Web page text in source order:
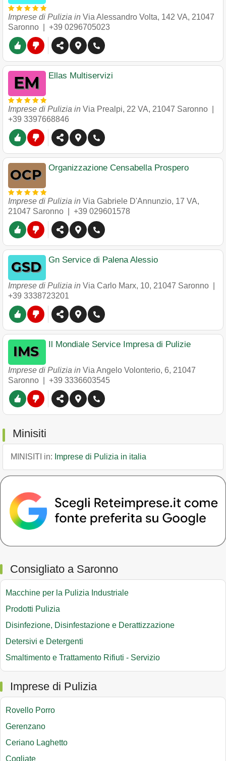
Imprese di Pulizia in Via Alessandro Volta, 142 VA, 21047
Saronno
+39 0296705023
Ellas Multiservizi
Imprese di Pulizia in Via Prealpi, 22 VA, 21047 Saronno
+39 3397668846
Organizzazione Censabella Prospero
Imprese di Pulizia in Via Gabriele D'Annunzio, 17 VA,
21047 Saronno +39 029601578
Gn Service di Palena Alessio
Imprese di Pulizia in Via Carlo Marx, 10, 21047 Saronno
+39 3338723201
Il Mondiale Service Impresa di Pulizie
Imprese di Pulizia in Via Angelo Volonterio, 6, 21047
Saronno
+39 3336603545
Minisiti
MINISITI in: Imprese di Pulizia in italia
Consigliato a Saronno
Macchine per la Pulizia Industriale
Prodotti Pulizia
Disinfezione, Disinfestazione e Derattizzazione
Detersivi e Detergenti
Smaltimento e Trattamento Rifiuti - Servizio
Imprese di Pulizia
Rovello Porro
Gerenzano
Ceriano Laghetto
Cogliate